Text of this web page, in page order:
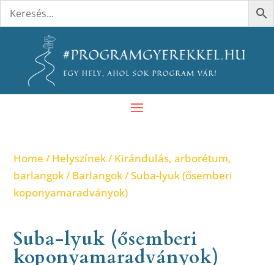
Home /Helyszínek/Kirándulás, arborétum,
barlangok/Barlangok/ Suba-lyuk (ősemberi
koponyamaradványok)
Suba-lyuk (ősemberi
koponyamaradványok)